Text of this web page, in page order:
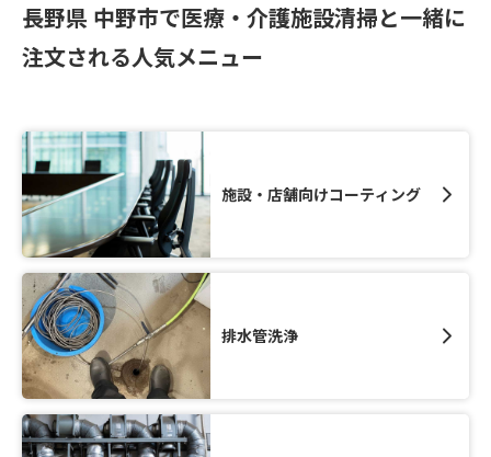
長野県 中野市で医療・介護施設清掃と一緒に
注文される人気メニュー
施設・店舗向けコーティング
排水管洗浄